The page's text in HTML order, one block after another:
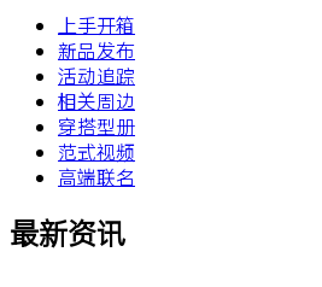
上手开箱
新品发布
活动追踪
相关周边
穿搭型册
范式视频
高端联名
最新资讯